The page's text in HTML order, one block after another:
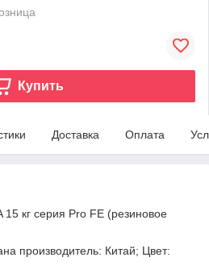
Купить
Доставка Оплата
кг серия Pro FЕ (резиновое
производитель: Китай; Цвет: